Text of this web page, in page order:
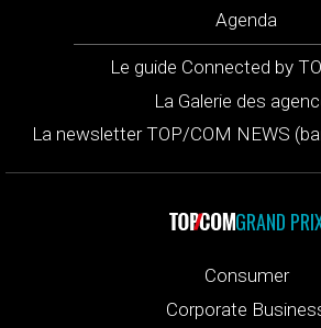
Agenda
Le guide Connected by
La Galerie des
La newsletter TOP/COM NEWS
GRAND
Consumer
Corporate